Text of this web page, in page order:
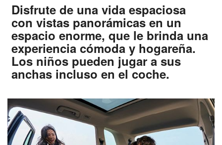
Disfrute de una vida espaciosa
con vistas panorámicas en un
espacio enorme, que le brinda una
experiencia cómoda y hogareña.
Los niños pueden jugar a sus
anchas incluso en el coche.